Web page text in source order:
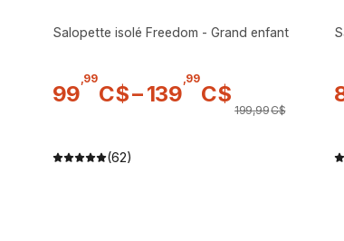
Salopette isolé Freedom - Grand enfant
99
99
C$–139
99
C$
199,99C$
(62)